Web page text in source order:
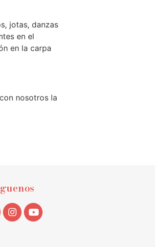
jotas, danzas
en el
en la carpa
nosotros la